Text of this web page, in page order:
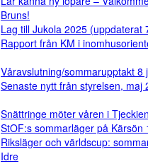
Bruns!
Lag till Jukola 2025 (uppdaterat
Rapport från KM i
Våravslutning/sommarupptakt 8
Senaste nytt från styrelsen, maj
Snättringe möter våren i Tjeckien
StOF:s sommarläger på Kärsön
Riksläger och världscup:
Idre